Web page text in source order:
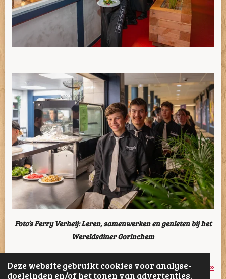
Deze website gebruikt cookies voor analyse-
doeleinden en/of het tonen van advertenties.
Foto’s Ferry Verheij: Leren, samenwerken en genieten bij het
Wereldsdiner Gorinchem
«Vorige Volgende »